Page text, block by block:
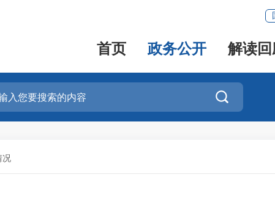
首页 政务公开 解读回

况